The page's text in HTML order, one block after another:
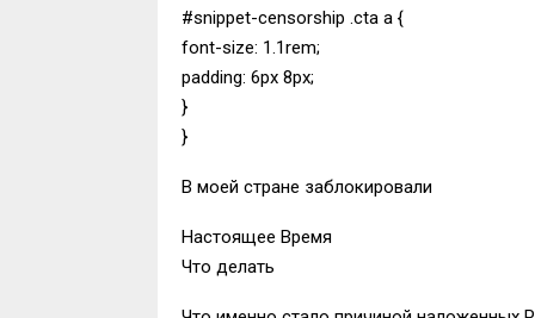
#snippet-censorship .cta a {
font-size: 1.1rem;
padding: 6px 8px;
}
}
В моей стране заблокировали
Настоящее Время
Что делать